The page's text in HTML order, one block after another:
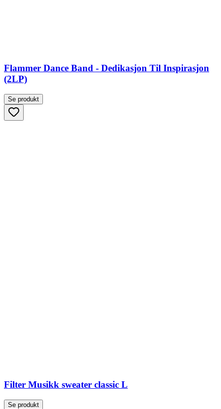
Flammer Dance Band - Dedikasjon Til Inspirasjon
(2LP)
Se produkt
Filter Musikk sweater classic L
Se produkt